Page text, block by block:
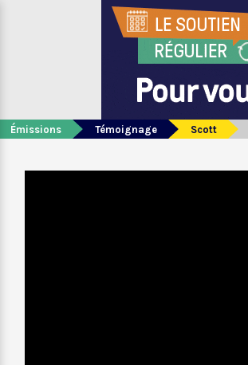
Émissions Témoignage Scott